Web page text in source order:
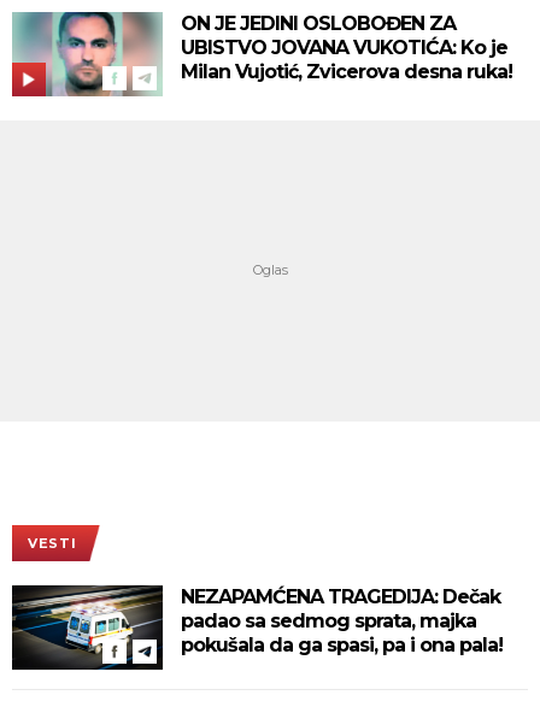
ON JE JEDINI OSLOBOĐEN ZA
UBISTVO JOVANA VUKOTIĆA: Ko je
Milan Vujotić, Zvicerova desna ruka!
VESTI
NEZAPAMĆENA TRAGEDIJA: Dečak
padao sa sedmog sprata, majka
pokušala da ga spasi, pa i ona pala!